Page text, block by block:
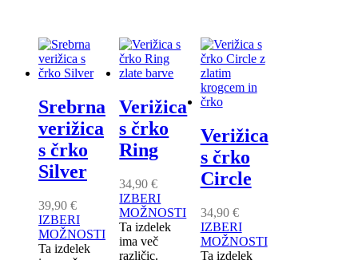
Srebrna
verižica
s črko
Silver
39,90 €
IZBERI
MOŽNOSTI
Ta izdelek
Verižica
s črko
Ring
34,90€
IZBERI
MOŽNOSTI
Ta izdelek
ima več
različic.
Verižica
s črko
Circle
34,90 €
IZBERI
MOŽNOSTI
Ta izdelek